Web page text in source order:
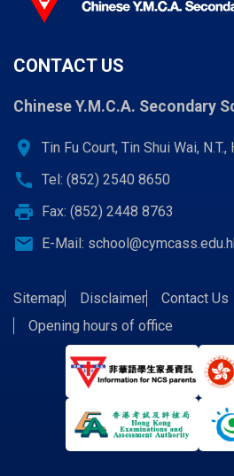
CONTACT US
Chinese Y.M.C.A. Secondary
location_on Tin Fu Court, Tin Shui Wai, N.T.,
call Tel: (852) 2540 8650
print Fax: (852) 2448 8763
email E-Mail:
Sitemap Disclaimer
Contact Us
Opening hours of office